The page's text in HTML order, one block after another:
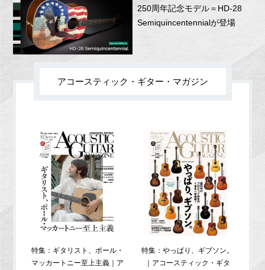
250周年記念モデル＝HD-28
Semiquincentennialが登場
アコースティック・ギター・マガジン
特集：ギタリスト、ポール・
マッカートニー至上主義｜ア
特集：やっぱり、ギブソン。
｜アコースティック・ギタ